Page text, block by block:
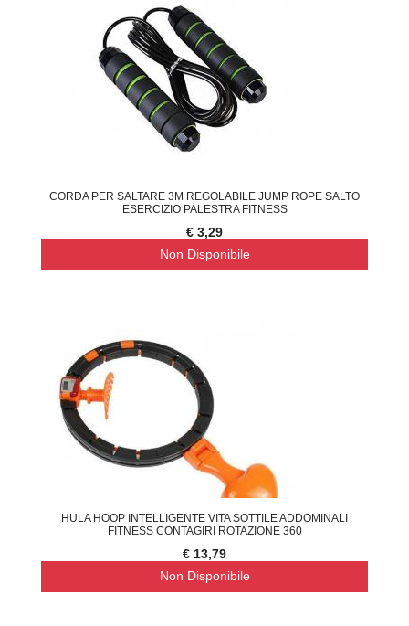
CORDA PER SALTARE 3M REGOLABILE JUMP ROPE SALTO
ESERCIZIO PALESTRA FITNESS
€ 3,29
Non Disponibile
HULA HOOP INTELLIGENTE VITA SOTTILE ADDOMINALI
FITNESS CONTAGIRI ROTAZIONE 360
€ 13,79
Non Disponibile